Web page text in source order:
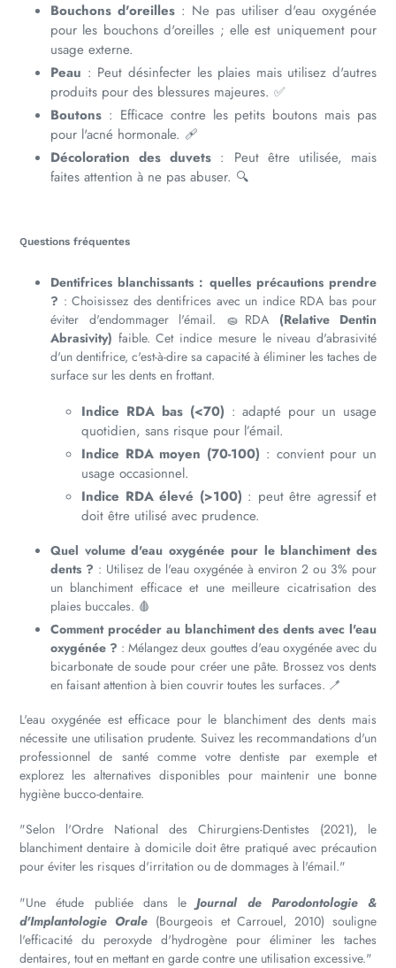
Bouchons d'oreilles : Ne pas utiliser d'eau oxygénée
pour les bouchons d'oreilles ; elle est uniquement pour
usage externe.
Peau : Peut désinfecter les plaies mais utilisez d'autres
produits pour des blessures majeures. ✅
Boutons : Efficace contre les petits boutons mais pas
pour l'acné hormonale. 🩹
Décoloration des duvets : Peut être utilisée, mais
faites attention à ne pas abuser. 🔍
Questions fréquentes
Dentifrices blanchissants : quelles précautions prendre
? : Choisissez des dentifrices avec un indice RDA bas pour
éviter d'endommager l'émail. 🧽RDA (Relative Dentin
Abrasivity) faible. Cet indice mesure le niveau d'abrasivité
d'un dentifrice, c'est-à-dire sa capacité à éliminer les taches de
surface sur les dents en frottant.
Indice RDA bas (<70) : adapté pour un usage
quotidien, sans risque pour l’émail.
Indice RDA moyen (70-100) : convient pour un
usage occasionnel.
Indice RDA élevé (>100) : peut être agressif et
doit être utilisé avec prudence.
Quel volume d'eau oxygénée pour le blanchiment des
dents ? : Utilisez de l'eau oxygénée à environ 2 ou 3% pour
un blanchiment efficace et une meilleure cicatrisation des
plaies buccales. 🩸
Comment procéder au blanchiment des dents avec l'eau
oxygénée ? : Mélangez deux gouttes d'eau oxygénée avec du
bicarbonate de soude pour créer une pâte. Brossez vos dents
en faisant attention à bien couvrir toutes les surfaces. 🪥
L'eau oxygénée est efficace pour le blanchiment des dents mais
nécessite une utilisation prudente. Suivez les recommandations d'un
professionnel de santé comme votre dentiste par exemple et
explorez les alternatives disponibles pour maintenir une bonne
hygiène bucco-dentaire.
"Selon l'Ordre National des Chirurgiens-Dentistes (2021), le
blanchiment dentaire à domicile doit être pratiqué avec précaution
pour éviter les risques d'irritation ou de dommages à l'émail."
"Une étude publiée dans leJournal de Parodontologie &
d'Implantologie Orale(Bourgeois et Carrouel, 2010) souligne
l'efficacité du peroxyde d'hydrogène pour éliminer les taches
dentaires, tout en mettant en garde contre une utilisation excessive."